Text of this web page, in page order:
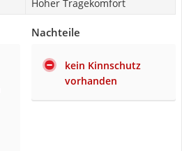
Hoher Tragekomfort
Nachteile
kein Kinnschutz
vorhanden